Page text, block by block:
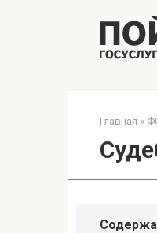
Главная »